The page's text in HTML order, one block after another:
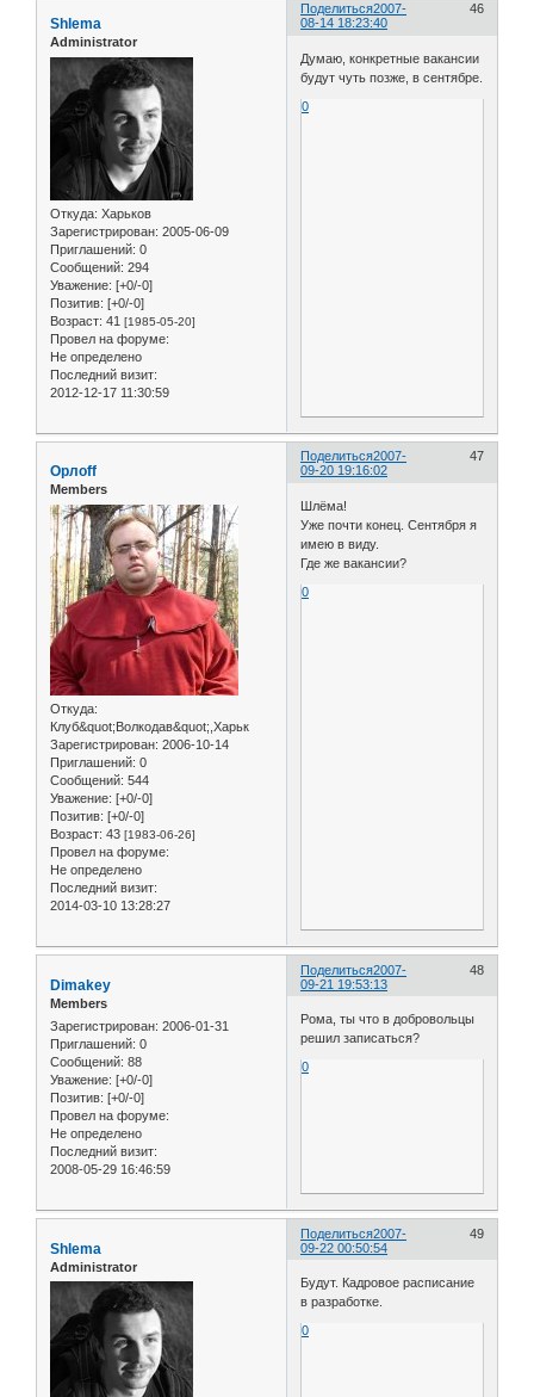
Поделиться 46
2007-
08-14 18:23:40
Shlema
Administrator
Откуда: Харьков
Зарегистрирован: 2005-06-09
Приглашений: 0
Сообщений: 294
Уважение: [+0/-0]
Позитив: [+0/-0]
Возраст: 41 [1985-05-20]
Провел на форуме:
Не определено
Последний визит:
2012-12-17 11:30:59
Думаю, конкретные вакансии
будут чуть позже, в сентябре.
0
Поделиться 47
2007-
09-20 19:16:02
Орлоff
Members
Откуда:
Клуб&quot;Волкодав&quot;,Харьк
Зарегистрирован: 2006-10-14
Приглашений: 0
Сообщений: 544
Уважение: [+0/-0]
Позитив: [+0/-0]
Возраст: 43 [1983-06-26]
Провел на форуме:
Не определено
Последний визит:
2014-03-10 13:28:27
Шлёма!
Уже почти конец. Сентября я
имею в виду.
Где же вакансии?
0
Поделиться 48
2007-
09-21 19:53:13
Dimakey
Members
Зарегистрирован: 2006-01-31
Приглашений: 0
Сообщений: 88
Уважение: [+0/-0]
Позитив: [+0/-0]
Провел на форуме:
Не определено
Последний визит:
2008-05-29 16:46:59
Рома, ты что в добровольцы
решил записаться?
0
Поделиться 49
2007-
09-22 00:50:54
Shlema
Administrator
Будут. Кадровое расписание
в разработке.
0